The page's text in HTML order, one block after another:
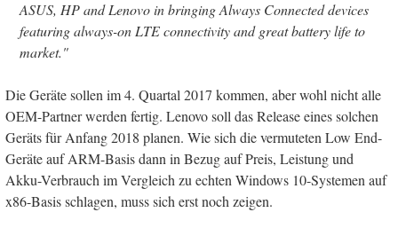
ASUS, HP and Lenovo in bringing Always Connected devices
featuring always-on LTE connectivity and great battery life to
market."
Die Geräte sollen im 4. Quartal 2017 kommen, aber wohl nicht alle
OEM-Partner werden fertig. Lenovo soll das Release eines solchen
Geräts für Anfang 2018 planen. Wie sich die vermuteten Low End-
Geräte auf ARM-Basis dann in Bezug auf Preis, Leistung und
Akku-Verbrauch im Vergleich zu echten Windows 10-Systemen auf
x86-Basis schlagen, muss sich erst noch zeigen.